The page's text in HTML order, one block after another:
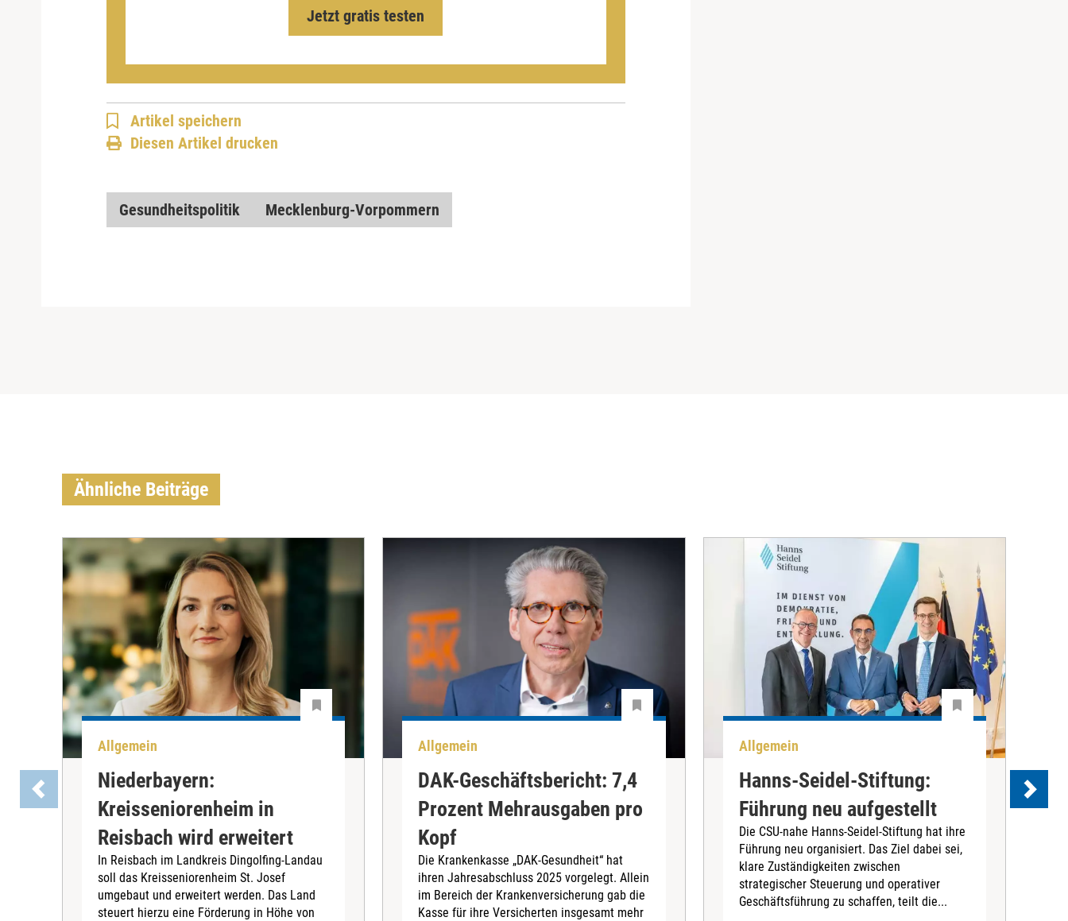
Jetzt gratis testen
Artikel speichern
Diesen Artikel drucken
Gesundheitspolitik Mecklenburg-Vorpommern
Ähnliche Beiträge
Allgemein
Niederbayern:
Kreisseniorenheim in
Reisbach wird erweitert
In Reisbach im Landkreis Dingolfing-Landau
soll das Kreisseniorenheim St. Josef
umgebaut und erweitert werden. Das Land
steuert hierzu eine Förderung in Höhe von
Allgemein
DAK-Geschäftsbericht: 7,4
Prozent Mehrausgaben pro
Kopf
Die Krankenkasse „DAK-Gesundheit“ hat
ihren Jahresabschluss 2025 vorgelegt. Allein
im Bereich der Krankenversicherung gab die
Kasse für ihre Versicherten insgesamt mehr
Allgemein
Hanns-Seidel-Stiftung:
Führung neu aufgestellt
Die CSU-nahe Hanns-Seidel-Stiftung hat ihre
Führung neu organisiert. Das Ziel dabei sei,
klare Zuständigkeiten zwischen
strategischer Steuerung und operativer
Geschäftsführung zu schaffen, teilt die...